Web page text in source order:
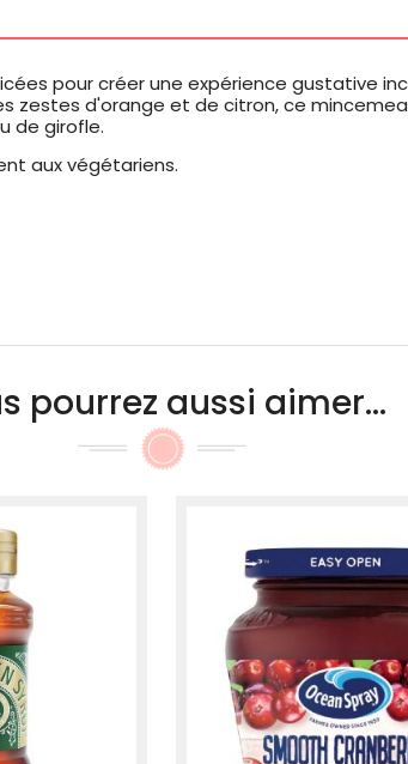
pour créer une expérience gustative
zestes d'orange et de citron, ce
de girofle.
aux végétariens.
pourrez aussi aimer...